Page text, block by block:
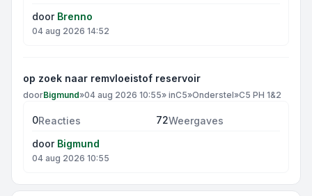
door Brenno
04 aug 2026 14:52
op zoek naar remvloeistof reservoir
doorBigmund»04 aug 2026 10:55» inC5»Onderstel»C5 PH 1&2
0Reacties 72Weergaves
door Bigmund
04 aug 2026 10:55